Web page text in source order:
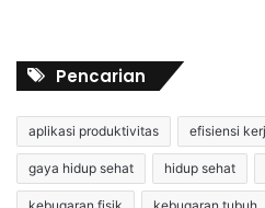
Pencarian
aplikasi produktivitas efisiensi
gaya hidup sehat hidup sehat